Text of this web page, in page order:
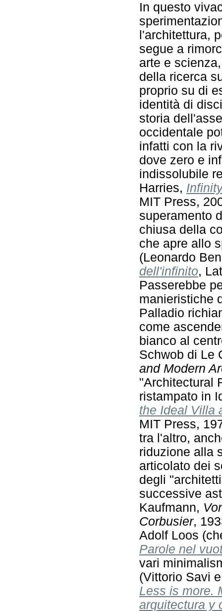
In questo
l'architettura,
segue a
arte e
della ricerca
proprio su di
identità di
storia
occidentale
infatti con la
dove zero e
indissolubile
Harries,
MIT Press,
superamento
chiusa della
che apre allo
(Leonardo
dell'infinito,
Passerebbe
manieristiche
Palladio
come
bianco al
Schwob di Le
and Modern
"Architectural
ristampato in
the Ideal Villa
MIT Press,
tra l'altro,
riduzione alla
articolato dei
degli
successive
Kaufmann,
Corbusier,
Adolf Loos
Parole nel
vari
(Vittorio Savi
Less is more.
arquitectura y